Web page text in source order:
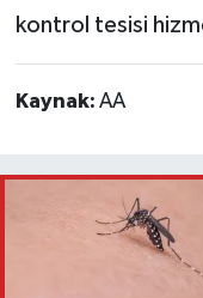
kontrol tesisi
Kaynak: AA